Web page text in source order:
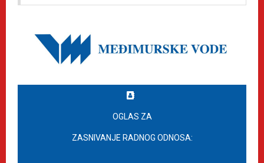
OGLAS ZA
ZASNIVANJE RADNOG ODNOSA: